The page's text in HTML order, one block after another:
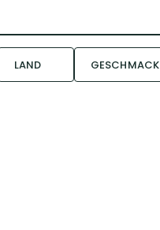
LAND GESCHMACK